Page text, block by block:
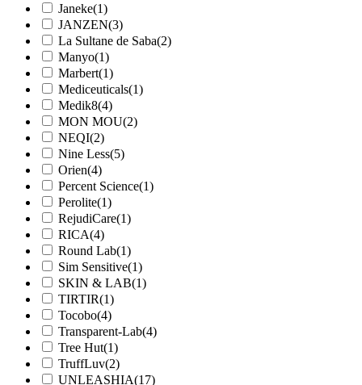
Janeke(1)
JANZEN(3)
La Sultane de Saba(2)
Manyo(1)
Marbert(1)
Mediceuticals(1)
Medik8(4)
MON MOU(2)
NEQI(2)
Nine Less(5)
Orien(4)
Percent Science(1)
Perolite(1)
RejudiCare(1)
RICA(4)
Round Lab(1)
Sim Sensitive(1)
SKIN & LAB(1)
TIRTIR(1)
Tocobo(4)
Transparent-Lab(4)
Tree Hut(1)
TruffLuv(2)
UNLEASHIA(17)